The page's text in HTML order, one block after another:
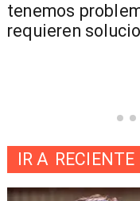
tenemos
requieren
IR A RECIENTE